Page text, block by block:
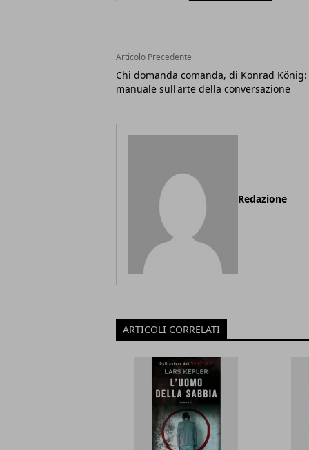
Articolo Precedente
Chi domanda comanda, di Konrad
manuale sull'arte della conversazione
Redazione
ARTICOLI CORRELATI